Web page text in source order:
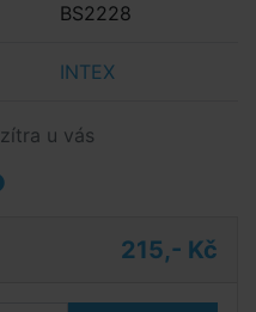
BS2228
INTEX
zítra u vás
215,- Kč